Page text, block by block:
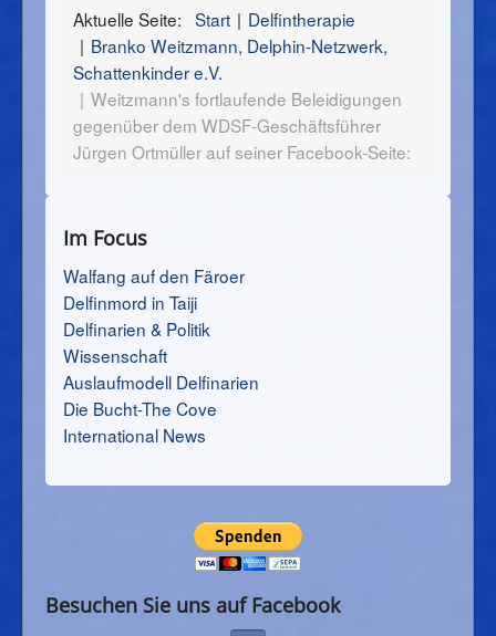
Aktuelle Seite: Start
Delfintherapie
Branko Weitzmann, Delphin-Netzwerk,
Schattenkinder e.V.
Weitzmann's fortlaufende Beleidigungen
gegenüber dem WDSF-Geschäftsführer
Jürgen Ortmüller auf seiner Facebook-Seite:
Im Focus
Walfang auf den Färoer
Delfinmord in Taiji
Delfinarien & Politik
Wissenschaft
Auslaufmodell Delfinarien
Die Bucht-The Cove
International News
Besuchen Sie uns auf Facebook